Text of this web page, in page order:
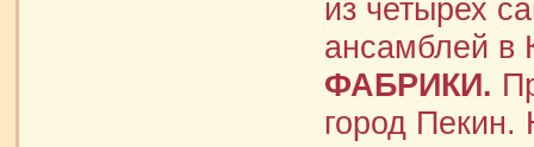
из четырех
ансамблей в
ФАБРИКИ.
город Пекин.